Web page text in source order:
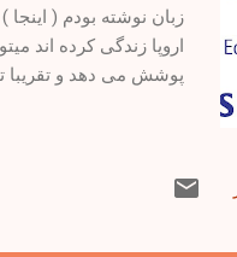
زبان نوشته بودم ( اینجا
اروپا زندگی کرده اند
پوشش می دهد و